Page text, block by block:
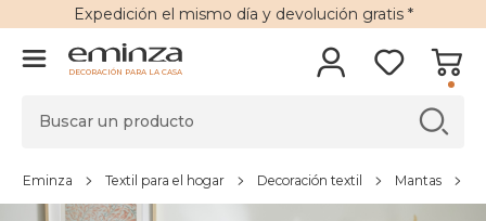
Expedición el mismo día y devolución gratis*
DECORACIÓN PARA LA CASA
Eminza Textil para el hogar Decoración textil Mantas